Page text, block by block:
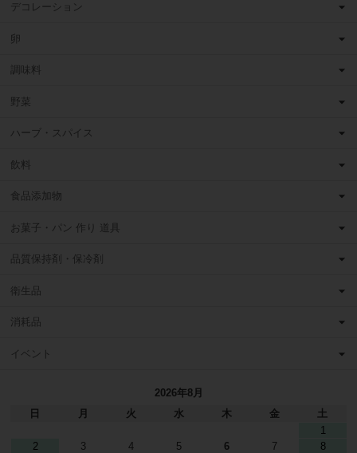
デコレーション
卵
調味料
野菜
ハーブ・スパイス
飲料
食品添加物
お菓子・パン 作り 道具
品質保持剤・保冷剤
衛生品
消耗品
イベント
2026年8月
日
月 火 水 木 金
土
1
2
3 4 5 6 7
8